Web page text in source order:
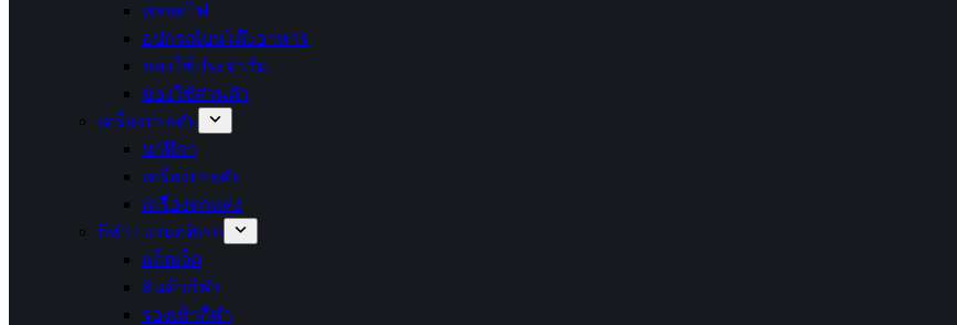
หลอดไฟ
อุปกรณ์บนโต๊ะอาหาร
ของใช้ประจำวัน
ของใช้ส่วนตัว
เครื่องประดับ
นาฬิกา
เครื่องประดับ
เครื่องตกแต่ง
กีฬา / งานอดิเรก
แก็ดเจ็ต
สินค้ากีฬา
รองเท้ากีฬา